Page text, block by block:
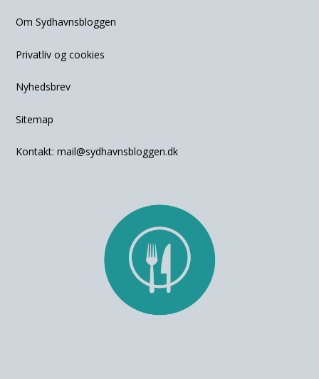
Om Sydhavnsbloggen
Privatliv og cookies
Nyhedsbrev
Sitemap
Kontakt:mail@sydhavnsbloggen.dk